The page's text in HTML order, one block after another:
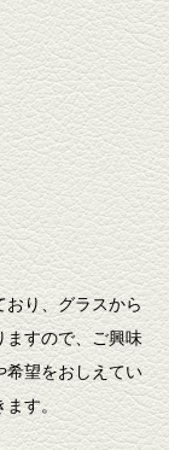
おり、グラスから
ますので、ご興味
希望をおしえてい
ます。